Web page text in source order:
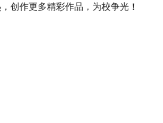
创作更多精彩作品，为校争光！